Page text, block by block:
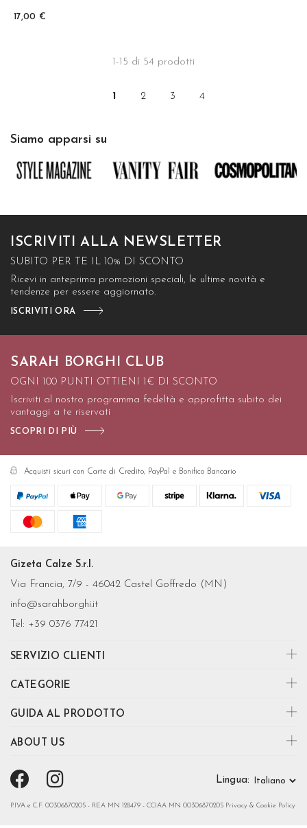
17,00 €
1-15 di 54 prodotti
1 2 3 4
Siamo apparsi su
ISCRIVITI ALLA NEWSLETTER
SUBITO PER TE IL 10% DI SCONTO
Ricevi in anteprima promozioni speciali, le ultime novità e
tendenze per essere aggiornato.
ISCRIVITI ORA
SARAH BORGHI CLUB
OGNI 100 PUNTI OTTIENI 1€ DI SCONTO
Iscriviti al nostro programma fedeltà e approfitta subito dei
vantaggi a te riservati
SCOPRI DI PIÙ
Acquisti sicuri con Carte di Credito, PayPal e Bonifico Bancario
Gizeta Calze S.r.l.
Via Francia, 7/9 - 46042 Castel Goffredo (MN)
info@sarahborghi.it
Tel: +39 0376 77421
SERVIZIO CLIENTI
CATEGORIE
GUIDA AL PRODOTTO
ABOUT US
P.IVA e C.F. 00306870205 - REA MN 128479 - CCIAA MN 00306870205 Privacy & Cookie Policy
Lingua: